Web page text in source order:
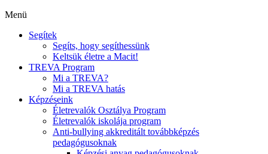
Menü
Segítek
Segíts, hogy segíthessünk
Keltsük életre a Macit!
TREVA Program
Mi a TREVA?
Mi a TREVA hatás
Képzéseink
Életrevalók Osztálya Program
Életrevalók iskolája program
Anti-bullying akkreditált továbbképzés
pedagógusoknak